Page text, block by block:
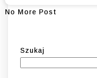
No More Post
Szukaj